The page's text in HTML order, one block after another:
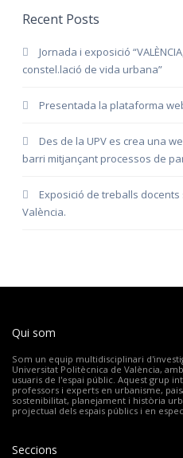
Recent Posts
Jornada i exposició
constel.lació de vida urbana”
Presentada la plataforma
Des de la UPV es crea una
barri mitjançant processos de
Exposició de treballs
València.
Qui som
Som un equip multidisciplinari
Universitat Politècnica de València,
usuaris de l'espai públic. Aquest grup
professors i experts en urbanisme,
sostenibilitat, planejament i història
projectual dels espais públics i en
Seccions